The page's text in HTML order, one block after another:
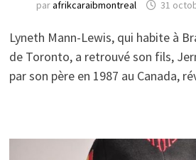
parafrikcaraibmontreal 31
Lyneth Mann-Lewis, qui habite à
de Toronto, a retrouvé son fils,
par son père en 1987 au Canada,